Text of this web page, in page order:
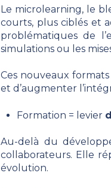
Le microlearning, le
courts, plus ciblés et
problématiques de
simulations ou les
Ces nouveaux
et d’augmenter
Formation = levier
Au-delà du
collaborateurs. Elle
évolution.